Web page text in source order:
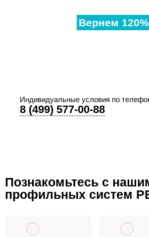
Вернем
Индивидуальные условия по
8 (499) 577-00-88
Познакомьтесь с
профильных систем